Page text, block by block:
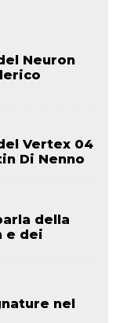
Neuron
Vertex 04
Di Nenno
della
e dei
nel